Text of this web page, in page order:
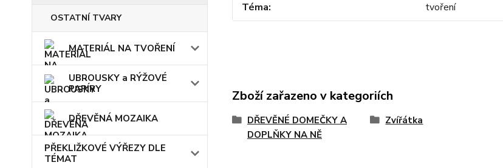
OSTATNÍ TVARY
MATERIÁL NA TVOŘENÍ
UBROUSKY a RÝŽOVÉ
PAPÍRY
DŘEVĚNÁ MOZAIKA
PŘEKLIŽKOVÉ VÝŘEZY DLE
TÉMAT
Téma
tvoření
Zboží zařazeno v kategoriích
DŘEVĚNÉ DOMEČKY A
DOPLŇKY NA NĚ
Zvířátka